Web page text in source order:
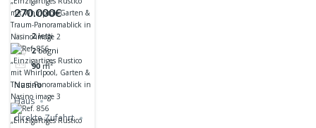
„Einzigartiges
Rustico mit
Whirlpool,
Garten &
Traum-
Panoramablick
in Nasino
270.000€
2 letti
2 bagni
90 m²
Nasino
Haus
direkte Zufahrt